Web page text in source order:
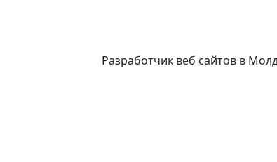
Разработчик веб сайтов в